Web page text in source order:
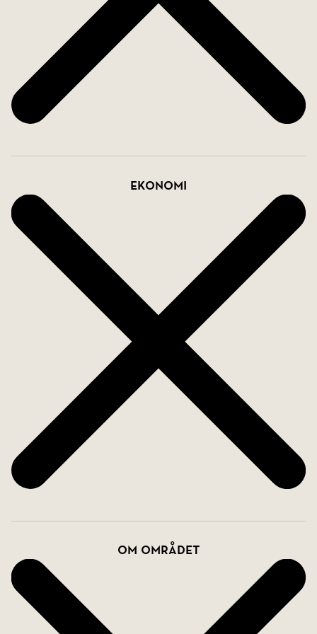
Hagaparken, och grönområdena i Vanadislunden
med bassängbad finns alla inom bekvämt
gångavstånd.
Välkommen att kontakta ansvarig mäklare för mer
info.
Ekonomi
Om området